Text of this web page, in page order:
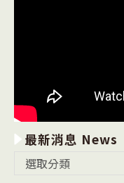
最新消息 News
選取分類